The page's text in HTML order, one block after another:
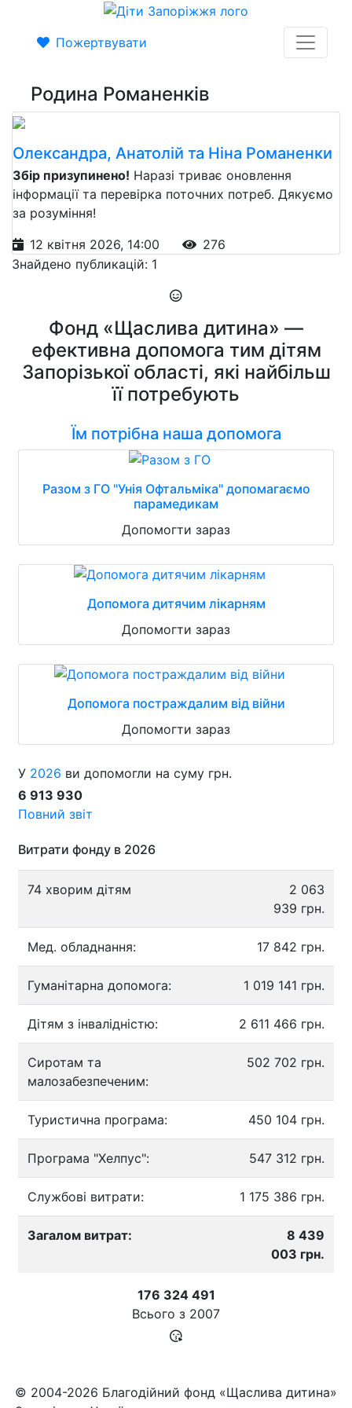
Пожертвувати
Родина Романенків
Олександра, Анатолій та Ніна Романенки
Збір призупинено! Наразі триває оновлення
інформації та перевірка поточних потреб. Дякуємо
за розуміння!
12 квітня 2026, 14:00
276
Знайдено публикацій: 1
Фонд «Щаслива дитина» —
ефективна допомога тим дітям
Запорізької області, які найбільш
її потребують
Їм потрібна наша допомога
Разом з ГО "Унія Офтальміка" допомагаємо
парамедикам
Допомогти зараз
Допомога дитячим лікарням
Допомогти зараз
Допомога постраждалим від війни
Допомогти зараз
У 2026 ви допомогли на суму грн.
6 913 930
Повний звіт
Витрати фонду в 2026
74 хворим дітям
2 063
939 грн.
Мед. обладнання: 17 842 грн.
Гуманітарна допомога: 1 019 141 грн.
Дітям з інвалідністю: 2 611 466 грн.
Сиротам та
малозабезпеченим:
502 702 грн.
Туристична програма: 450 104 грн.
Програма "Хелпус": 547 312 грн.
Службові витрати: 1 175 386 грн.
Загалом витрат:
8 439
003 грн.
176 324 491
Всього з 2007
© 2004-2026 Благодійний фонд «Щаслива дитина»